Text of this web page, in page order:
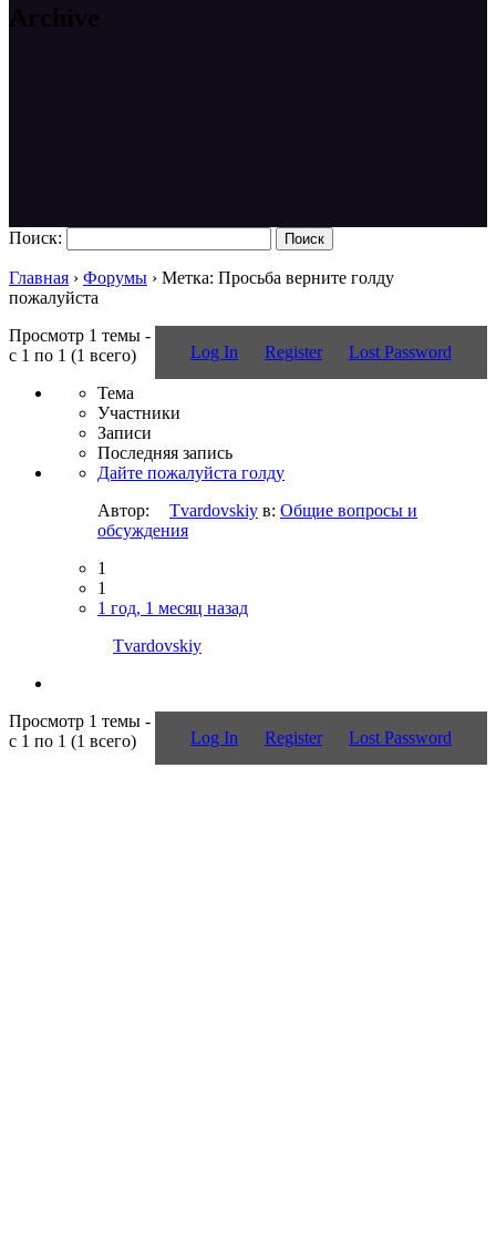
Archive
Поиск:
Главная › Форумы › Метка: Просьба верните голду
пожалуйста
Log In Register Lost Password
Просмотр 1 темы -
с 1 по 1 (1 всего)
Тема
Участники
Записи
Последняя запись
Дайте пожалуйста голду
Автор:
Tvardovskiy в: Общие вопросы и
обсуждения
1
1
1 год, 1 месяц назад
Tvardovskiy
Log In Register Lost Password
Просмотр 1 темы -
с 1 по 1 (1 всего)